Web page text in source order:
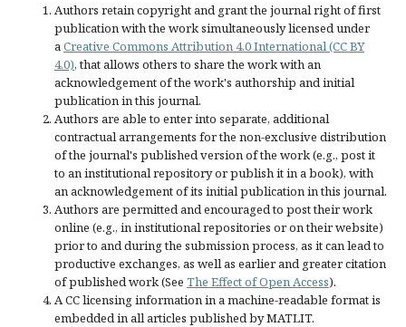
Authors retain copyright and grant the journal right of first
publication with the work simultaneously licensed under
aCreative Commons Attribution 4.0 International (CC BY
4.0), that allows others to share the work with an
acknowledgement of the work's authorship and initial
publication in this journal.
Authors are able to enter into separate, additional
contractual arrangements for the non-exclusive distribution
of the journal's published version of the work (e.g., post it
to an institutional repository or publish it in a book), with
an acknowledgement of its initial publication in this journal.
Authors are permitted and encouraged to post their work
online (e.g., in institutional repositories or on their website)
prior to and during the submission process, as it can lead to
productive exchanges, as well as earlier and greater citation
of published work (See The Effect of Open Access).
A CC licensing information in a machine-readable format is
embedded in all articles published by MATLIT.